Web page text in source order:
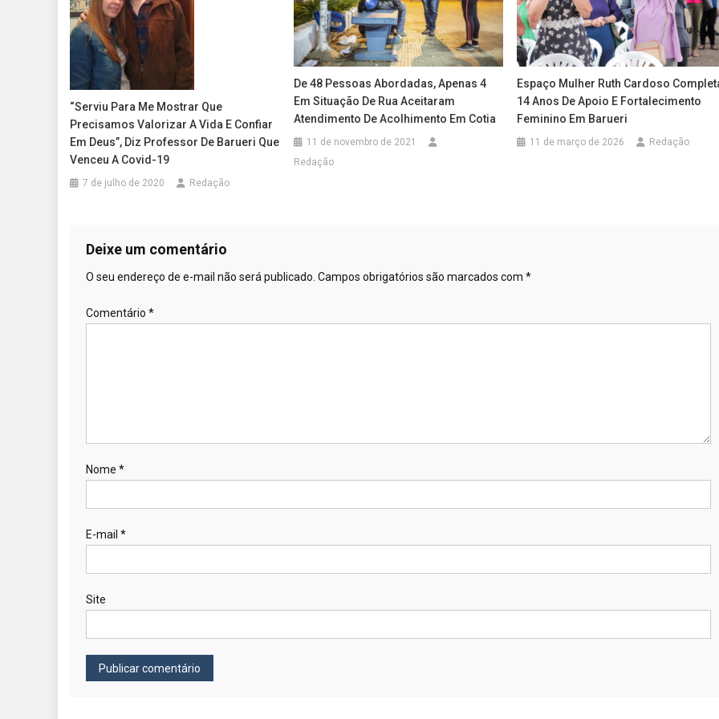
“Serviu Para Me Mostrar Que
Precisamos Valorizar A Vida E Confiar
Em Deus”, Diz Professor De Barueri Que
Venceu A Covid-19
7 de julho de 2020 Redação
De 48 Pessoas Abordadas, Apenas 4
Em Situação De Rua Aceitaram
Atendimento De Acolhimento Em Cotia
11 de novembro de 2021
Redação
Espaço Mulher Ruth Cardoso
14 Anos De Apoio E Fortalecimento
Feminino Em Barueri
11 de março de 2026 Redação
Deixe um comentário
O seu endereço de e-mail não será publicado. Campos obrigatórios são marcados com *
Comentário *
Nome *
E-mail *
Site